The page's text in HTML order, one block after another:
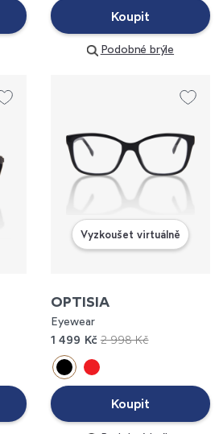
Koupit
Podobné brýle
Vyzkoušet virtuálně
OPTISIA
Eyewear
1 499 Kč 2 998 Kč
Koupit